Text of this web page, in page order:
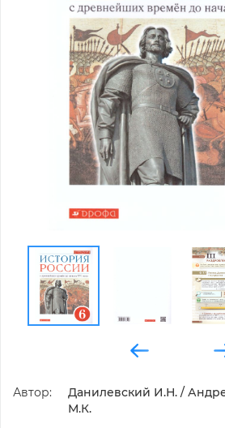
Автор:
Данилевский И.Н. /
М.К.